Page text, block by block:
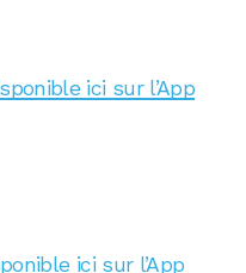
ici sur l’App
ici sur l’App